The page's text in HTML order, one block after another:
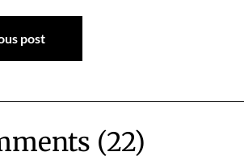
post
(22)